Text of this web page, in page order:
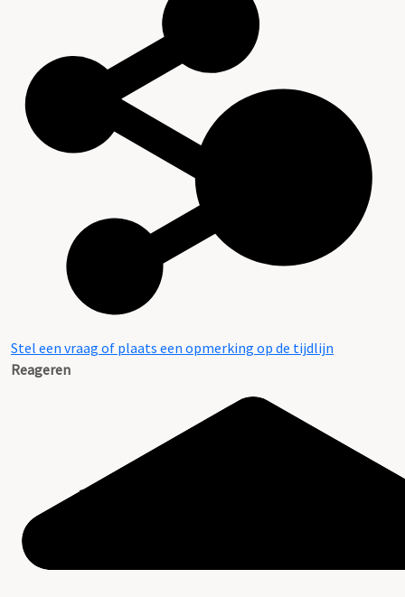
Stel een vraag of plaats een opmerking op de tijdlijn
Reageren